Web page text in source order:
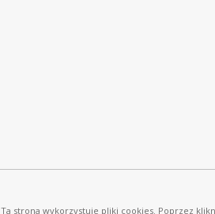
Ta strona wykorzystuje pliki cookies. Poprzez